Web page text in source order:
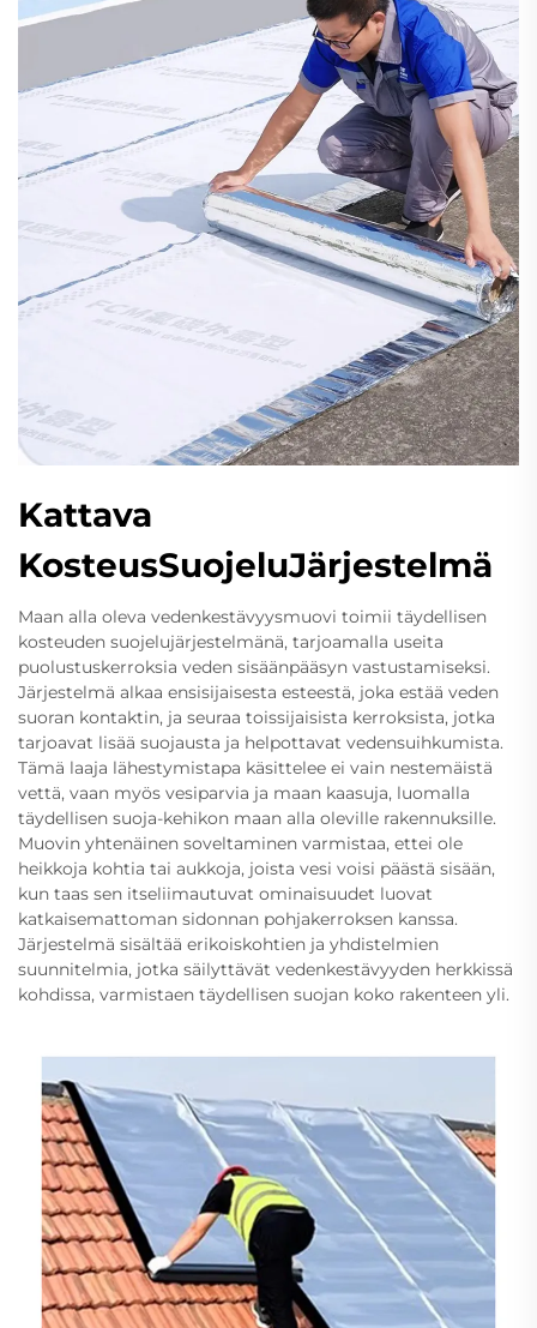
Kattava
KosteusSuojeluJärjestelmä
Maan alla oleva vedenkestävyysmuovi toimii täydellisen
kosteuden suojelujärjestelmänä, tarjoamalla useita
puolustuskerroksia veden sisäänpääsyn vastustamiseksi.
Järjestelmä alkaa ensisijaisesta esteestä, joka estää veden
suoran kontaktin, ja seuraa toissijaisista kerroksista, jotka
tarjoavat lisää suojausta ja helpottavat vedensuihkumista.
Tämä laaja lähestymistapa käsittelee ei vain nestemäistä
vettä, vaan myös vesiparvia ja maan kaasuja, luomalla
täydellisen suoja-kehikon maan alla oleville rakennuksille.
Muovin yhtenäinen soveltaminen varmistaa, ettei ole
heikkoja kohtia tai aukkoja, joista vesi voisi päästä sisään,
kun taas sen itseliimautuvat ominaisuudet luovat
katkaisemattoman sidonnan pohjakerroksen kanssa.
Järjestelmä sisältää erikoiskohtien ja yhdistelmien
suunnitelmia, jotka säilyttävät vedenkestävyyden herkkissä
kohdissa, varmistaen täydellisen suojan koko rakenteen yli.